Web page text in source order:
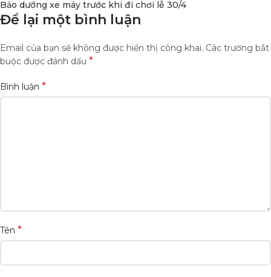
Bảo dưỡng xe máy trước khi đi chơi lễ 30/4
Để lại một bình luận
Email của bạn sẽ không được hiển thị công khai. Các trường bắt
buộc được đánh dấu *
Bình luận *
Tên *